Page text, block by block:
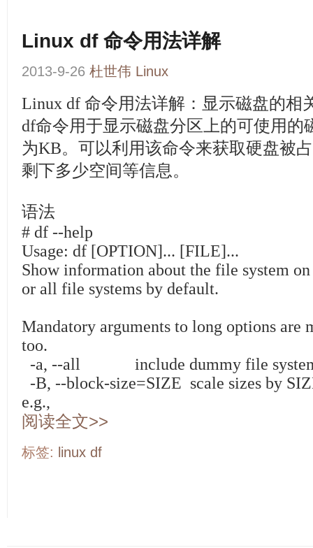
Linux df 命令用法详解
2013-9-26 杜世伟 Linux
Linux df 命令用法详解：显示磁盘的相
df命令用于显示磁盘分区上的可使用的
为KB。可以利用该命令来获取硬盘被
剩下多少空间等信息。
语法
# df --help
Usage: df [OPTION]... [FILE]...
Show information about the file system
or all file systems by default.
Mandatory arguments to long options are
too.
-a, --all include dummy file
-B, --block-size=SIZE scale sizes by
e.g.,
阅读全文>>
标签: linux df